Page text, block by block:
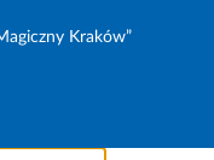
Kraków”